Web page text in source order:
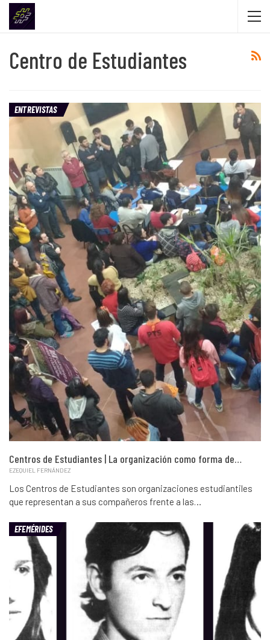
Centro de Estudiantes
ENTREVISTAS
Centros de Estudiantes | La organización como forma de…
EZEQUIEL FERNÁNDEZ
Los Centros de Estudiantes son organizaciones estudiantiles
que representan a sus compañeros frente a las…
EFEMÉRIDES